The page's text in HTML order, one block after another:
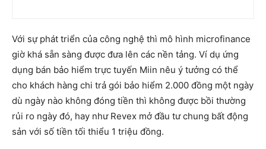
Với sự phát triển của công nghệ thì mô hình microfinance
giờ khá sẵn sàng được đưa lên các nền tảng. Ví dụ ứng
dụng bán bảo hiểm trực tuyến Miin nêu ý tưởng có thể
cho khách hàng chi trả gói bảo hiểm 2.000 đồng một ngày
dù ngày nào không đóng tiền thì không được bồi thường
rủi ro ngày đó, hay như Revex mở đầu tư chung bất động
sản với số tiền tối thiểu 1 triệu đồng.